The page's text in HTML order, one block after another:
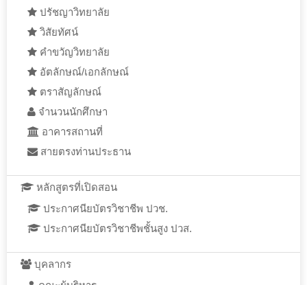
ปรัชญาวิทยาลัย
วิสัยทัศน์
คำขวัญวิทยาลัย
อัตลักษณ์/เอกลักษณ์
ตราสัญลักษณ์
จำนวนนักศึกษา
อาคารสถานที่
สายตรงท่านประธาน
หลักสูตรที่เปิดสอน
ประกาศนียบัตรวิชาชีพ ปวช.
ประกาศนียบัตรวิชาชีพชั้นสูง ปวส.
บุคลากร